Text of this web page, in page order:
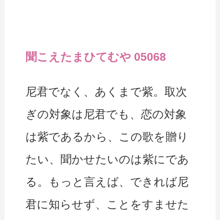
聞こえたまひてむや 05068
尼君でなく、あくまで紫。取次
ぎの対象は尼君でも、恋の対象
は紫であるから、この歌を贈り
たい、聞かせたいのは紫にであ
る。もっと言えば、できれば尼
君に知らせず、ことをすませた